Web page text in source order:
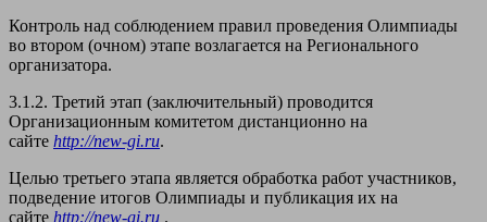
Контроль над соблюдением правил проведения Олимпиады
во втором (очном) этапе возлагается на Регионального
организатора.
3.1.2. Третий этап (заключительный) проводится
Организационным комитетом дистанционно на
сайте http://new-gi.ru.
Целью третьего этапа является обработка работ участников,
подведение итогов Олимпиады и публикация их на
сайте http://new-gi.ru .